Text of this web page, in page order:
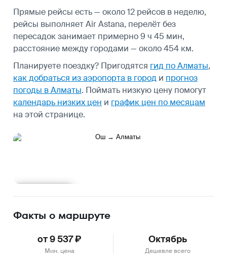
Прямые рейсы есть — около 12 рейсов в неделю,
рейсы выполняет Air Astana, перелёт без
пересадок занимает примерно 9 ч 45 мин,
расстояние между городами — около 454 км.
Планируете поездку? Пригодятся гид по Алматы,
как добраться из аэропорта в город и прогноз
погоды в Алматы. Поймать низкую цену помогут
календарь низких цен и график цен по месяцам
на этой странице.
Факты о маршруте
от 9 537 ₽
Мин. цена
Октябрь
Дешевле всего